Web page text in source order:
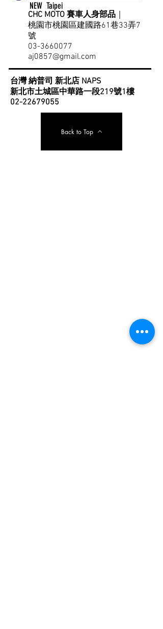
CHC MOTO 賽車人身部品
​桃園市桃園區建國路61巷33弄7
號
03-3660077
aj0857@gmail.com
NEW Taipei
台灣 納普司 新北店 NAPS
新北市土城區中華路一段219號1樓
​02-22679055
Back to Top